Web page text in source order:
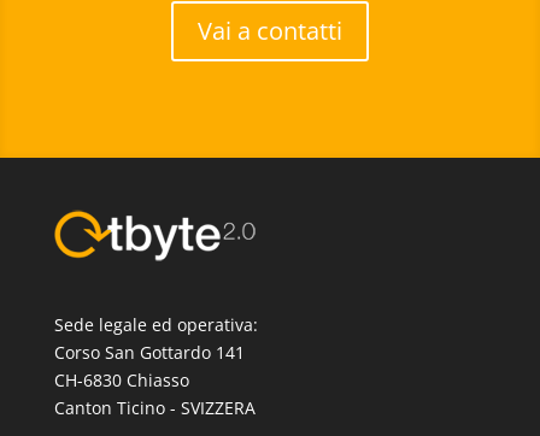
Vai a contatti
Sede legale ed operativa:
Corso San Gottardo 141
CH-6830 Chiasso
Canton Ticino - SVIZZERA